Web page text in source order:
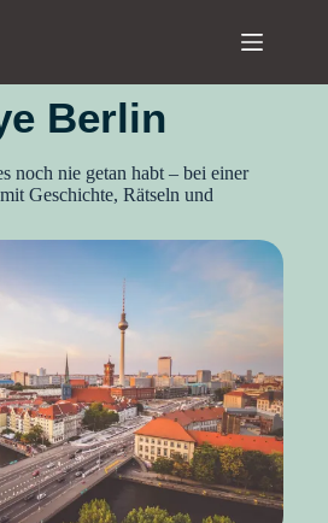
Berlin
noch nie getan habt – bei einer
Geschichte, Rätseln und